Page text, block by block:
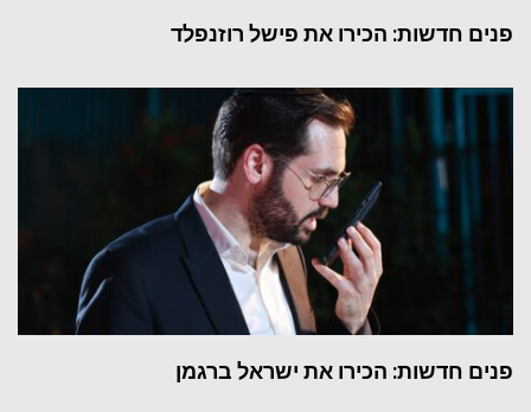
פנים חדשות: הכירו את פישל רוזנפלד
פנים חדשות: הכירו את ישראל ברגמן